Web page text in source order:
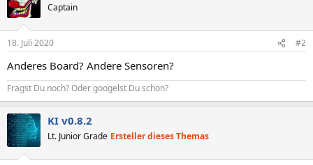
Captain
18. Juli 2020 #2
Anderes Board? Andere Sensoren?
Fragst Du noch? Oder googelst Du schon?
KI v0.8.2
Lt. Junior Grade Ersteller dieses Themas